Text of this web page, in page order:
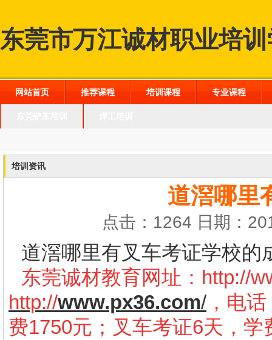
东莞市万江诚材职业培
网站首页 推荐课程 培训课程 专业课程
培训资讯
道滘哪里
点击：1264 日期：
道滘哪里有叉车考证学校的
东莞诚材教育网址： http://
http://www.px36.com/ ，电
费1750元；叉车考证6天，